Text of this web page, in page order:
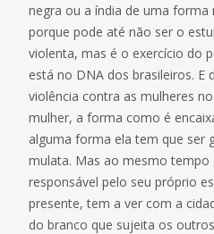
negra ou a índia de uma
porque pode até não ser o
violenta, mas é o exercício do
está no DNA dos brasileiros. E
violência contra as mulheres
mulher, a forma como é
alguma forma ela tem que ser
mulata. Mas ao mesmo tempo
responsável pelo seu próprio
presente, tem a ver com a
do branco que sujeita os